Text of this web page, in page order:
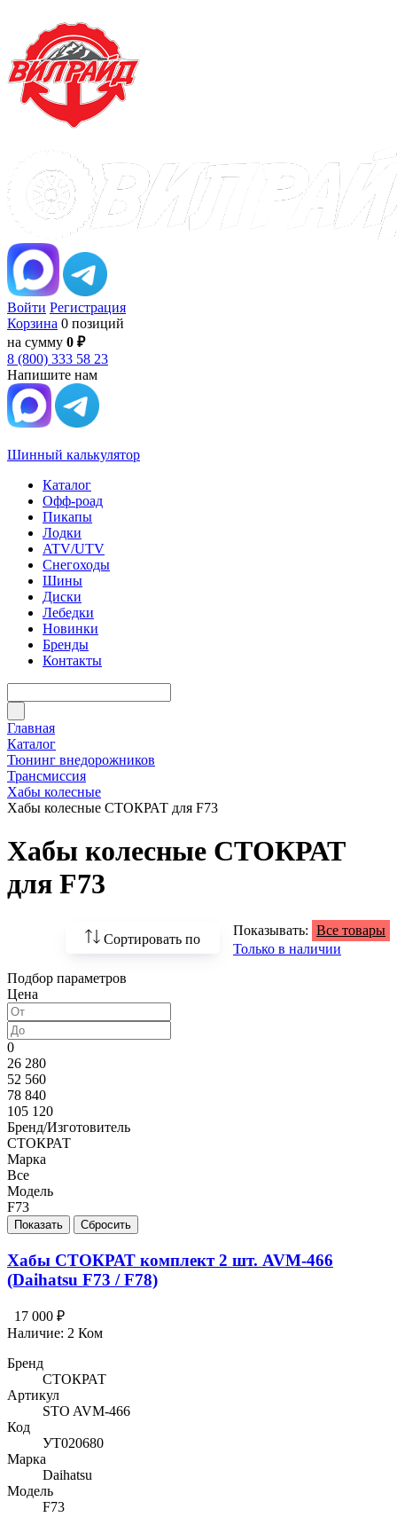
Войти Регистрация
Корзина 0 позиций
на сумму 0 ₽
8 (800) 333 58 23
Напишите нам
Шинный калькулятор
Каталог
Офф-роад
Пикапы
Лодки
ATV/UTV
Снегоходы
Шины
Диски
Лебедки
Новинки
Бренды
Контакты
Главная
Каталог
Тюнинг внедорожников
Трансмиссия
Хабы колесные
Хабы колесные СТОКРАТ для F73
Хабы колесные СТОКРАТ
для F73
Сортировать по
По возрастанию
По популярности
Показывать: Все товары
Только в наличии
Подбор параметров
Цена
0
26 280
52 560
78 840
105 120
Бренд/Изготовитель
СТОКРАТ
Марка
Все
Модель
F73
Хабы СТОКРАТ комплект 2 шт. AVM-466
(Daihatsu F73 / F78)
17 000 ₽
Наличие: 2 Ком
Бренд
СТОКРАТ
Артикул
STO AVM-466
Код
УТ020680
Марка
Daihatsu
Модель
F73